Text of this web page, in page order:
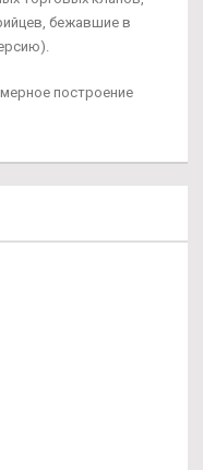
бежавшие в
построение